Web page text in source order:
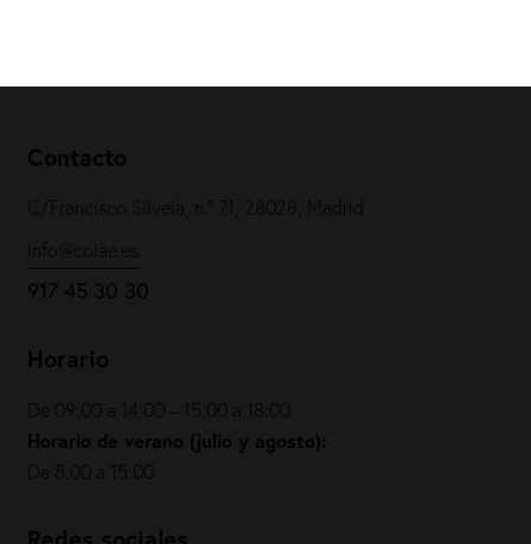
Contacto
C/Francisco Silvela, n.º 71, 28028, Madrid
info@coiae.es
917 45 30 30
Horario
De 09:00 a 14:00 – 15:00 a 18:00
Horario de verano (julio y agosto):
De 8:00 a 15:00